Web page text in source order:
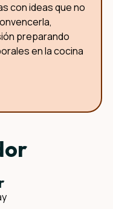
con ideas que no
preparando
en la cocina